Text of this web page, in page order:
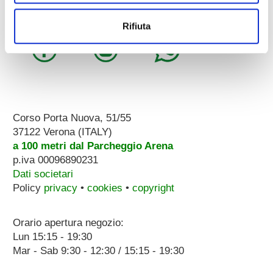
Rifiuta
Corso Porta Nuova, 51/55
37122 Verona (ITALY)
a 100 metri dal Parcheggio Arena
p.iva 00096890231
Dati societari
Policy privacy• cookies • copyright
Orario apertura negozio:
Lun 15:15 - 19:30
Mar - Sab 9:30 - 12:30 / 15:15 - 19:30